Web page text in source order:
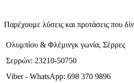
Παρέχουμε λύσεις και προτάσεις που
Ολυμπίου & Φλέμινγκ γωνία, Σέρρες
Σερρών: 23210-50750
Viber - WhatsApp: 698 370 9896